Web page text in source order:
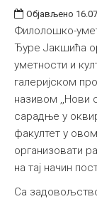
Студенти
Међународна
Објављено
Филолошко-
Ђуре Јакшића
уметности и
галеријском
називом ,,Нови
сарадње у
факултет у
организовати
на тај начин
Са